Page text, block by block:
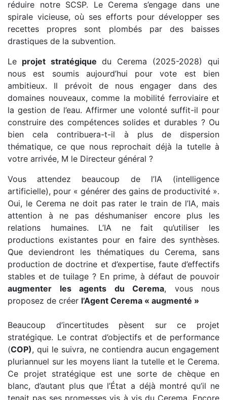
réduire notre SCSP. Le Cerema s’engage dans une
spirale vicieuse, où ses efforts pour développer ses
recettes propres sont plombés par des baisses
drastiques de la subvention.
Le projet stratégique du Cerema (2025-2028) qui
nous est soumis aujourd’hui pour vote est bien
ambitieux. Il prévoit de nous engager dans des
domaines nouveaux, comme la mobilité ferroviaire et
la gestion de l’eau. Affirmer une volonté suffit-il pour
construire des compétences solides et durables ? Ou
bien cela contribuera-t-il à plus de dispersion
thématique, ce que nous reprochait déjà la tutelle à
votre arrivée, M le Directeur général ?
Vous attendez beaucoup de l’IA (intelligence
artificielle), pour « générer des gains de productivité ».
Oui, le Cerema ne doit pas rater le train de l’IA, mais
attention à ne pas déshumaniser encore plus les
relations humaines. L’IA ne fait qu’utiliser les
productions existantes pour en faire des synthèses.
Que deviendront les thématiques du Cerema, sans
production de doctrine et d’expertise, faute d’effectifs
stables et de tuilage ? En prime, à défaut de pouvoir
augmenter les agents du Cerema, vous nous
proposez de créer l’Agent Cerema « augmenté »
Beaucoup d’incertitudes pèsent sur ce projet
stratégique. Le contrat d’objectifs et de performance
(COP), qui le suivra, ne contiendra aucun engagement
pluriannuel sur les moyens liant la tutelle et le Cerema.
Ce projet stratégique est une sorte de chèque en
blanc, d’autant plus que l’État a déjà montré qu’il ne
tenait pas ses promesses vis à vis du Cerema. Encore